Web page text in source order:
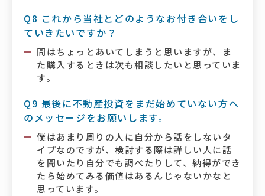
Q8 これから当社とどのようなお付き合いをし
ていきたいですか？
間はちょっとあいてしまうと思いますが、ま
た購入するときは次も相談したいと思っていま
す。
Q9 最後に不動産投資をまだ始めていない方へ
のメッセージをお願いします。
僕はあまり周りの人に自分から話をしないタ
イプなのですが、検討する際は詳しい人に話
を聞いたり自分でも調べたりして、納得ができ
たら始めてみる価値はあるんじゃないかなと
思っています。